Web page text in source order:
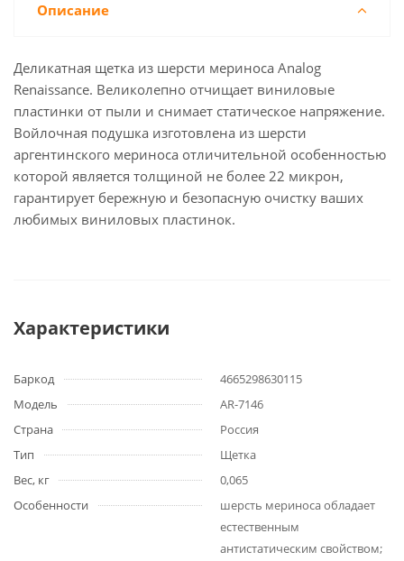
Описание
Деликатная щетка из шерсти мериноса Analog
Renaissance. Великолепно отчищает виниловые
пластинки от пыли и снимает статическое напряжение.
Войлочная подушка изготовлена из шерсти
аргентинского мериноса отличительной особенностью
которой является толщиной не более 22 микрон,
гарантирует бережную и безопасную очистку ваших
любимых виниловых пластинок.
Характеристики
Баркод
4665298630115
Модель
AR-7146
Страна
Россия
Тип
Щетка
Вес, кг
0,065
Особенности
шерсть мериноса обладает
естественным
антистатическим свойством;